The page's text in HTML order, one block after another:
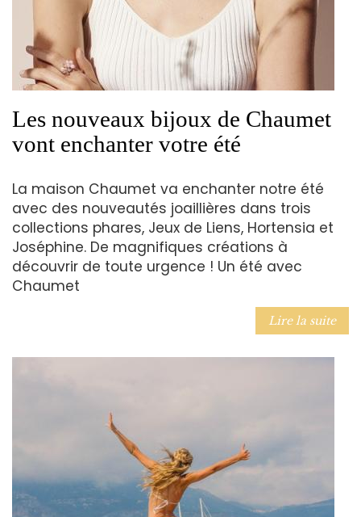
Les nouveaux bijoux de Chaumet
vont enchanter votre été
La maison Chaumet va enchanter notre été
avec des nouveautés joaillières dans trois
collections phares, Jeux de Liens, Hortensia et
Joséphine. De magnifiques créations à
découvrir de toute urgence ! Un été avec
Chaumet
Lire la suite